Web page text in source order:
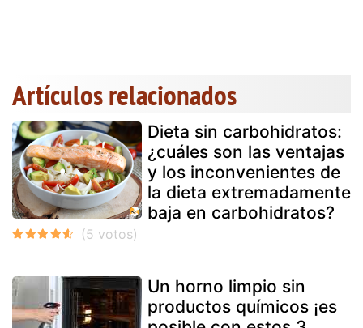
Artículos relacionados
Dieta sin carbohidratos:
¿cuáles son las ventajas
y los inconvenientes de
la dieta extremadamente
baja en carbohidratos?
Un horno limpio sin
productos químicos ¡es